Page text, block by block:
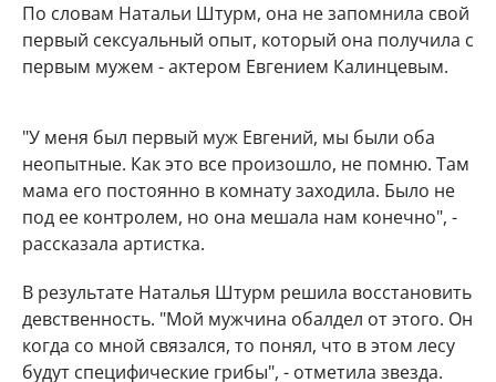
По словам Натальи Штурм, она не запомнила свой
первый сексуальный опыт, который она получила с
первым мужем - актером Евгением Калинцевым.
"У меня был первый муж Евгений, мы были оба
неопытные. Как это все произошло, не помню. Там
мама его постоянно в комнату заходила. Было не
под ее контролем, но она мешала нам конечно", -
рассказала артистка.
В результате Наталья Штурм решила восстановить
девственность. "Мой мужчина обалдел от этого. Он
когда со мной связался, то понял, что в этом лесу
будут специфические грибы", - отметила звезда.